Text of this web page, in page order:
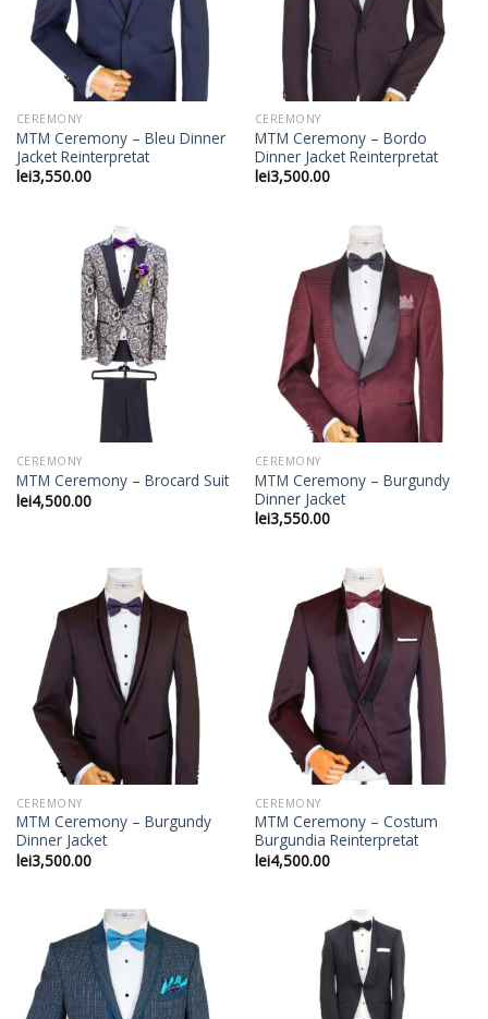
CEREMONY
MTM Ceremony – Bleu Dinner
Jacket Reinterpretat
lei3,550.00
CEREMONY
MTM Ceremony – Bordo
Dinner Jacket Reinterpretat
lei3,500.00
CEREMONY
MTM Ceremony – Brocard Suit
lei4,500.00
CEREMONY
MTM Ceremony – Burgundy
Dinner Jacket
lei3,550.00
CEREMONY
MTM Ceremony – Burgundy
Dinner Jacket
lei3,500.00
CEREMONY
MTM Ceremony – Costum
Burgundia Reinterpretat
lei4,500.00